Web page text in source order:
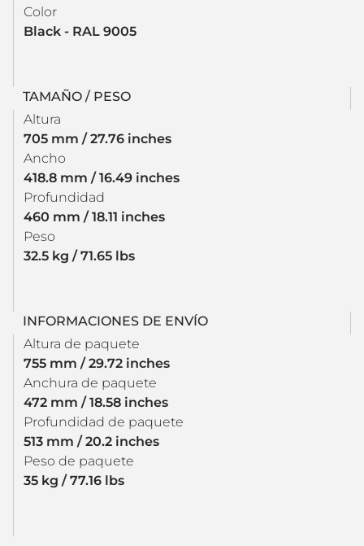
Color
Black - RAL 9005
TAMAÑO / PESO
Altura
705 mm / 27.76 inches
Ancho
418.8 mm / 16.49 inches
Profundidad
460 mm / 18.11 inches
Peso
32.5 kg / 71.65 lbs
INFORMACIONES DE ENVÍO
Altura de paquete
755 mm / 29.72 inches
Anchura de paquete
472 mm / 18.58 inches
Profundidad de paquete
513 mm / 20.2 inches
Peso de paquete
35 kg / 77.16 lbs